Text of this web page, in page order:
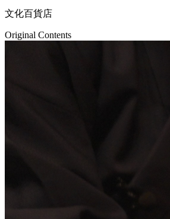
文化百貨店
Original Contents